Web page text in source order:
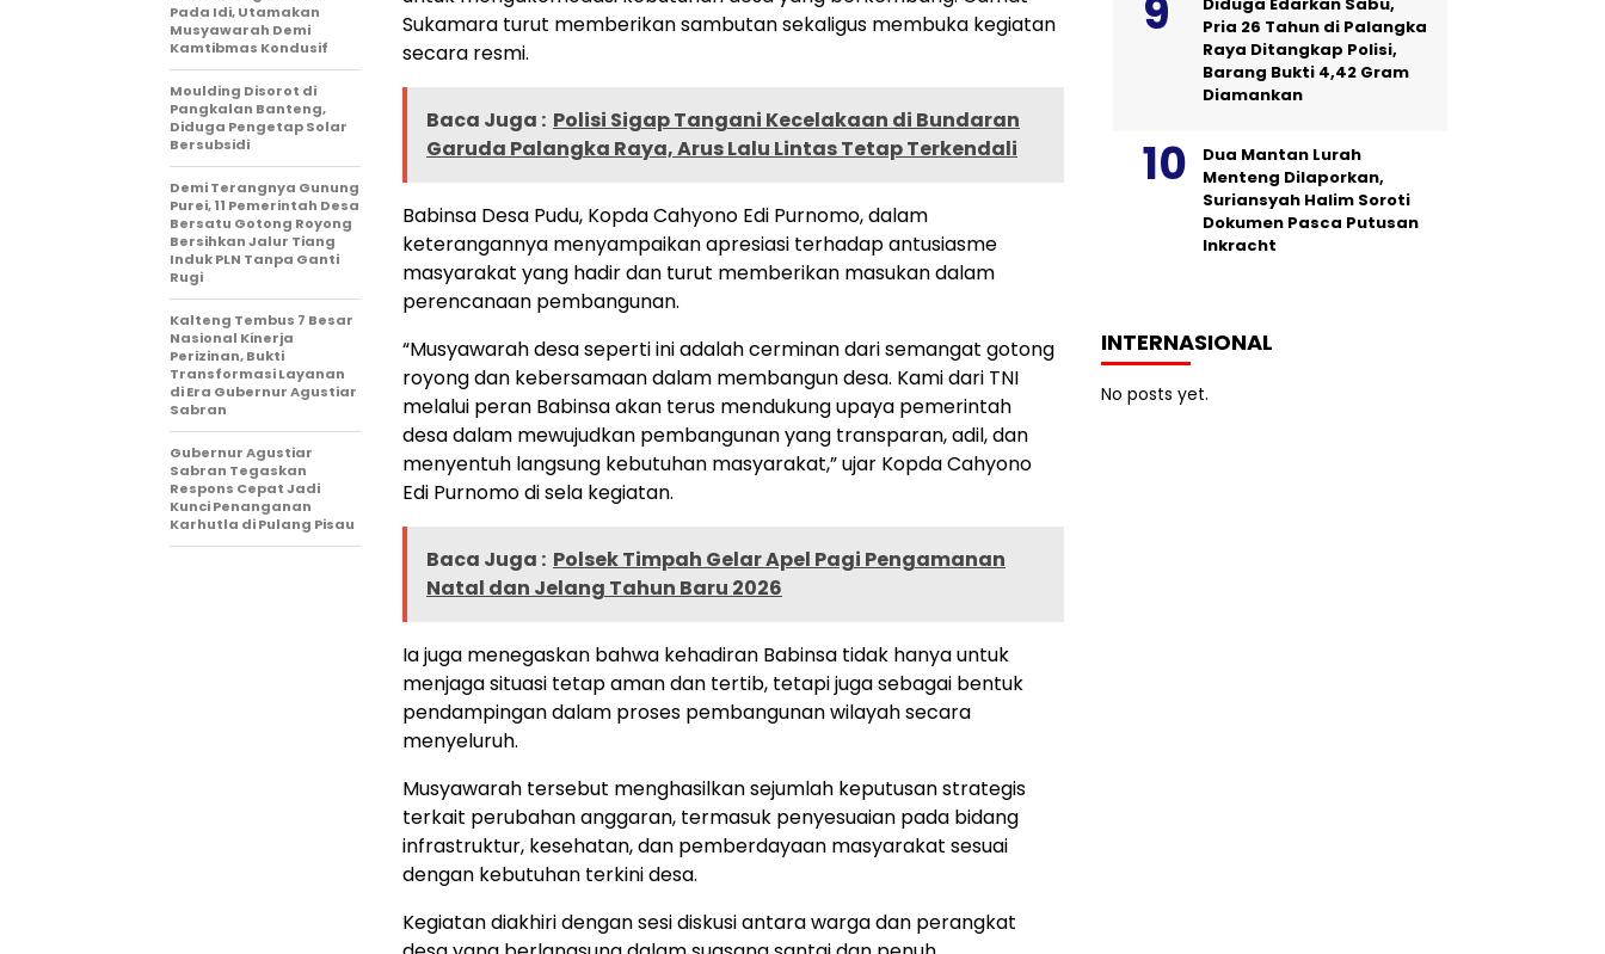
Sukamara turut memberikan sambutan sekaligus membuka kegiatan
secara resmi.
Baca Juga : Polisi Sigap Tangani Kecelakaan di Bundaran
Garuda Palangka Raya, Arus Lalu Lintas Tetap Terkendali
Babinsa Desa Pudu, Kopda Cahyono Edi Purnomo, dalam
keterangannya menyampaikan apresiasi terhadap antusiasme
masyarakat yang hadir dan turut memberikan masukan dalam
perencanaan pembangunan.
“Musyawarah desa seperti ini adalah cerminan dari semangat gotong
royong dan kebersamaan dalam membangun desa. Kami dari TNI
melalui peran Babinsa akan terus mendukung upaya pemerintah
desa dalam mewujudkan pembangunan yang transparan, adil, dan
menyentuh langsung kebutuhan masyarakat,” ujar Kopda Cahyono
Edi Purnomo di sela kegiatan.
Baca Juga : Polsek Timpah Gelar Apel Pagi Pengamanan
Natal dan Jelang Tahun Baru 2026
Ia juga menegaskan bahwa kehadiran Babinsa tidak hanya untuk
menjaga situasi tetap aman dan tertib, tetapi juga sebagai bentuk
pendampingan dalam proses pembangunan wilayah secara
menyeluruh.
Musyawarah tersebut menghasilkan sejumlah keputusan strategis
terkait perubahan anggaran, termasuk penyesuaian pada bidang
infrastruktur, kesehatan, dan pemberdayaan masyarakat sesuai
dengan kebutuhan terkini desa.
Kegiatan diakhiri dengan sesi diskusi antara warga dan perangkat
Pada Idi, Utamakan
Musyawarah Demi
Kamtibmas Kondusif
Moulding Disorot di
Pangkalan Banteng,
Diduga Pengetap Solar
Bersubsidi
Demi Terangnya Gunung
Purei, 11 Pemerintah Desa
Bersatu Gotong Royong
Bersihkan Jalur Tiang
Induk PLN Tanpa Ganti
Rugi
Kalteng Tembus 7 Besar
Nasional Kinerja
Perizinan, Bukti
Transformasi Layanan
di Era Gubernur Agustiar
Sabran
Gubernur Agustiar
Sabran Tegaskan
Respons Cepat Jadi
Kunci Penanganan
Karhutla di Pulang Pisau
Pria 26 Tahun di Palangka
Raya Ditangkap Polisi,
Barang Bukti 4,42 Gram
Diamankan
Dua Mantan Lurah
Menteng Dilaporkan,
Suriansyah Halim Soroti
Dokumen Pasca Putusan
Inkracht
INTERNASIONAL
No posts yet.